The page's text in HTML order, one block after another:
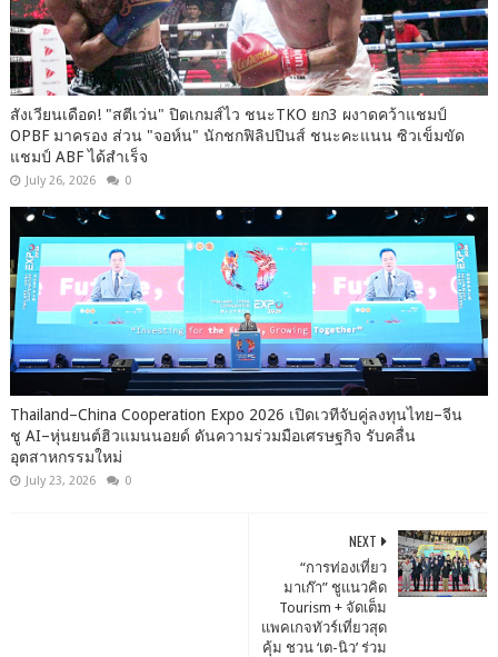
สังเวียนเดือด! "สตีเว่น" ปิดเกมส์ไว ชนะTKO ยก3 ผงาดคว้าแชมป์
OPBF มาครอง ส่วน "จอห์น" นักชกฟิลิปปินส์ ชนะคะแนน ซิวเข็มขัด
แชมป์ ABF ได้สำเร็จ
July 26, 2026 0
Thailand–China Cooperation Expo 2026 เปิดเวทีจับคู่ลงทุนไทย–จีน
ชู AI–หุ่นยนต์ฮิวแมนนอยด์ ดันความร่วมมือเศรษฐกิจ รับคลื่น
อุตสาหกรรมใหม่
July 23, 2026 0
NEXT
“การท่องเที่ยว
มาเก๊า” ชูแนวคิด
Tourism + จัดเต็ม
แพคเกจทัวร์เที่ยวสุด
คุ้ม ชวน ‘เต-นิว’ ร่วม